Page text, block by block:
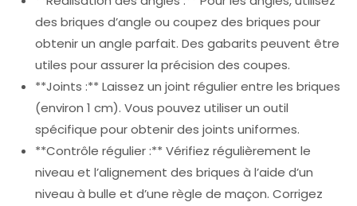
des briques d’angle ou coupez des briques pour
obtenir un angle parfait. Des gabarits peuvent être
utiles pour assurer la précision des coupes.
**Joints :** Laissez un joint régulier entre les briques
(environ 1 cm). Vous pouvez utiliser un outil
spécifique pour obtenir des joints uniformes.
**Contrôle régulier :** Vérifiez régulièrement le
niveau et l’alignement des briques à l’aide d’un
niveau à bulle et d’une règle de maçon. Corrigez